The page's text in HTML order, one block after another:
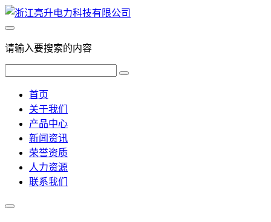
请输入要搜索的内容
首页
关于我们
产品中心
新闻资讯
荣誉资质
人力资源
联系我们